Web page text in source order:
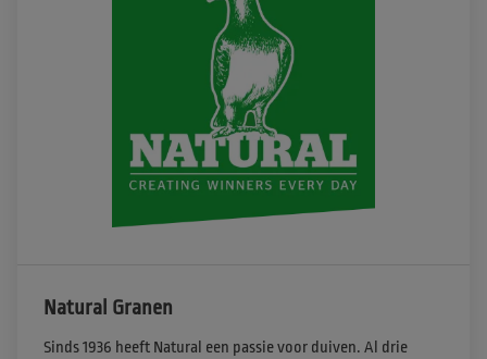
Natural Granen
Sinds 1936 heeft Natural een passie voor duiven. Al drie